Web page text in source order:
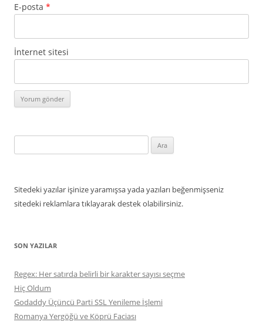
E-posta *
İnternet sitesi
Sitedeki yazılar işinize yaramışsa yada yazıları beğenmişseniz
sitedeki reklamlara tıklayarak destek olabilirsiniz.
SON YAZILAR
Regex: Her satırda belirli bir karakter sayısı seçme
Hiç Oldum
Godaddy Üçüncü Parti SSL Yenileme İşlemi
Romanya Yergöğü ve Köprü Faciası